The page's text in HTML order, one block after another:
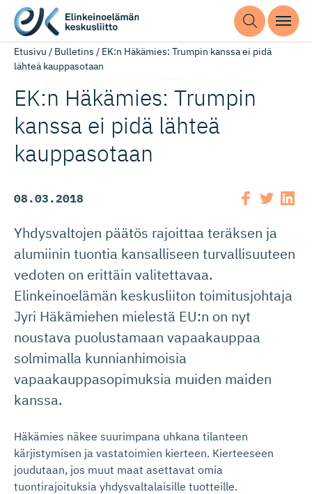
Etusivu / Bulletins / EK:n Häkämies: Trumpin kanssa ei pidä
lähteä kauppasotaan
EK:n Häkämies: Trumpin
kanssa ei pidä lähteä
kauppasotaan
08.03.2018
Yhdysvaltojen päätös rajoittaa teräksen ja
alumiinin tuontia kansalliseen turvallisuuteen
vedoten on erittäin valitettavaa.
Elinkeinoelämän keskusliiton toimitusjohtaja
Jyri Häkämiehen mielestä EU:n on nyt
noustava puolustamaan vapaakauppaa
solmimalla kunnianhimoisia
vapaakauppasopimuksia muiden maiden
kanssa.
Häkämies näkee suurimpana uhkana tilanteen
kärjistymisen ja vastatoimien kierteen. Kierteeseen
joudutaan, jos muut maat asettavat omia
tuontirajoituksia yhdysvaltalaisille tuotteille.